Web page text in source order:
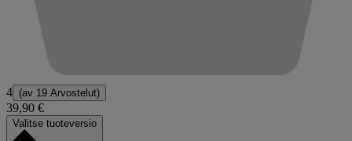
4 (av 19 Arvostelut)
39,90 €
Valitse tuoteversio